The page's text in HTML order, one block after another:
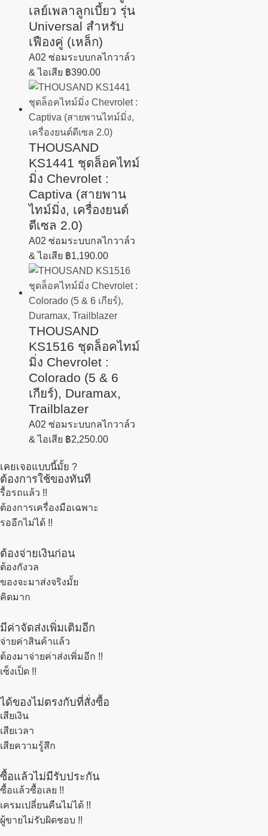
เลย์เพลาลูกเบี้ยว รุ่น
Universal สำหรับ
เฟืองคู่ (เหล็ก)
A02 ซ่อมระบบกลไกวาล์ว
& ไอเสีย ฿390.00
THOUSAND
KS1441 ชุดล็อคไทม์
มิ่ง Chevrolet :
Captiva (สายพาน
ไทม์มิ่ง, เครื่องยนต์
ดีเซล 2.0)
A02 ซ่อมระบบกลไกวาล์ว
& ไอเสีย ฿1,190.00
THOUSAND
KS1516 ชุดล็อคไทม์
มิ่ง Chevrolet :
Colorado (5 & 6
เกียร์), Duramax,
Trailblazer
A02 ซ่อมระบบกลไกวาล์ว
& ไอเสีย ฿2,250.00
เคยเจอแบบนี้มั้ย ?
ต้องการใช้ของทันที
รื้อรถแล้ว !!
ต้องการเครื่องมือเฉพาะ
รออีกไม่ได้ !!
ต้องจ่ายเงินก่อน
ต้องกังวล
ของจะมาส่งจริงมั้ย
คิดมาก
มีค่าจัดส่งเพิ่มเติมอีก
จ่ายค่าสินค้าแล้ว
ต้องมาจ่ายค่าส่งเพิ่มอีก !!
เซ็งเป็ด !!
ได้ของไม่ตรงกับที่สั่งซื้อ
เสียเงิน
เสียเวลา
เสียความรู้สึก
ซื้อแล้วไม่มีรับประกัน
ซื้อแล้วซื้อเลย !!
เครมเปลี่ยนคืนไม่ได้ !!
ผู้ขายไม่รับผิดชอบ !!